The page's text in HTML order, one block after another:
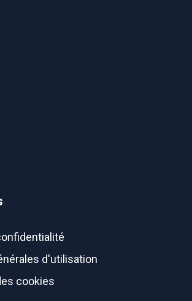
d'utilisation
cookies